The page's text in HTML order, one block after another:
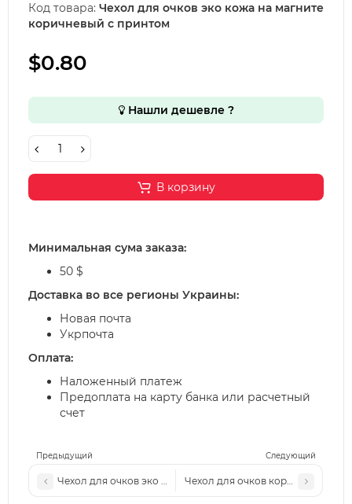
Предыдущий Следующий
Чехол для очков эко кожа на магните серый с принтом
Чехол для очков коричневый
Код товара: Чехол для очков эко кожа на магните
коричневый с принтом
$0.80
Нашли дешевле ?
В корзину
Минимальная сума заказа:
50 $
Доставка во все регионы Украины:
Новая почта
Укрпочта
Оплата:
Наложенный платеж
Предоплата на карту банка или расчетный
счет